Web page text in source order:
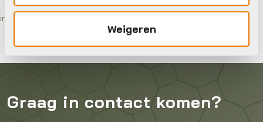
Weigeren
Op voorraad in winkel
Graag in contact komen?